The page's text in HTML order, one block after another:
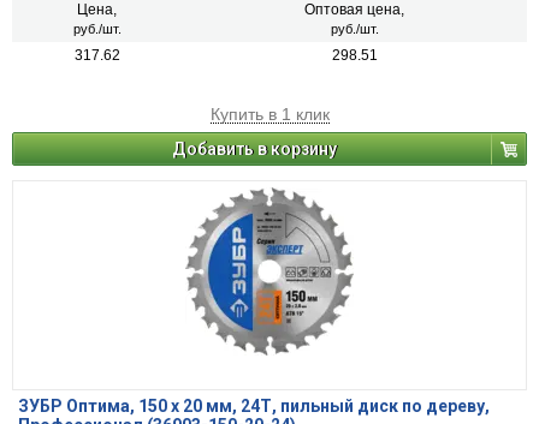
Цена,
руб./шт.
Оптовая цена,
руб./шт.
317.62 298.51
Купить в 1 клик
Добавить в корзину
ЗУБР Оптима, 150 x 20 мм, 24Т, пильный диск по дереву,